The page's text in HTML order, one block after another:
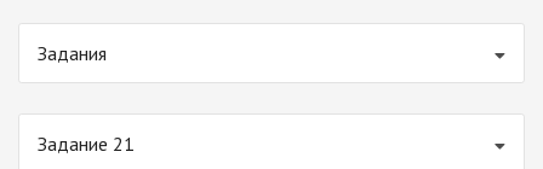
Задания
Задание 21